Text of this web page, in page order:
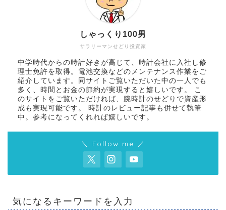
サラリーマンせどり投資家
しゃっくり100男
中学時代からの時計好きが高じて、時計会社に入社し修
理士免許を取得。電池交換などのメンテナンス作業をご
紹介しています。同サイトご覧いただいた中の一人でも
多く、時間とお金の節約が実現すると嬉しいです。 こ
のサイトをご覧いただければ、腕時計のせどりで資産形
成も実現可能です。 時計のレビュー記事も併せて執筆
中。参考になってくれれば嬉しいです。
＼ Follow me ／
気になるキーワードを入力